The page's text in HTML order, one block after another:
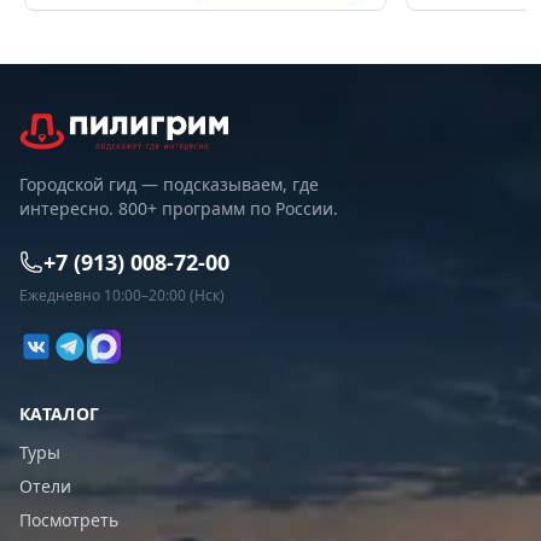
Городской гид — подсказываем, где
интересно. 800+ программ по России.
+7 (913) 008-72-00
Ежедневно 10:00–20:00 (Нск)
КАТАЛОГ
Туры
Отели
Посмотреть